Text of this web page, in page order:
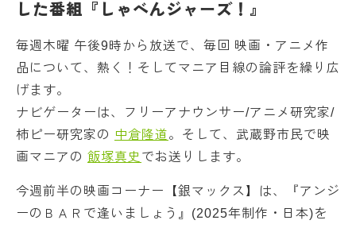
した番組『しゃべんジャーズ！』
毎週木曜 午後9時から放送で、毎回 映画・アニメ作
品について、熱く！そしてマニア目線の論評を繰り広
げます。
ナビゲーターは、フリーアナウンサー/アニメ研究家/
柿ピー研究家の 中倉隆道。そして、武蔵野市民で映
画マニアの 飯塚真史 でお送りします。
今週前半の映画コーナー【銀マックス】は、『アンジ
ーのＢＡＲで逢いましょう』(2025年制作・日本)を